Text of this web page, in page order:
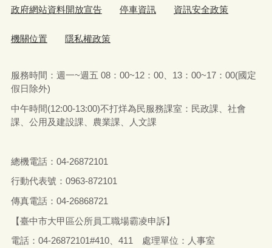
政府網站資料開放宣告 停車資訊 資訊安全政策
機關位置 隱私權政策
服務時間：週一~週五 08：00~12：00、13：00~17：00(國定
假日除外)
中午時間(12:00-13:00)不打烊為民服務課室：民政課、社會
課、公用及建設課、農業課、人文課
總機電話：04-26872101
行動代表號：0963-872101
傳真電話：04-26868721
【臺中市大甲區公所員工職場霸凌申訴】
電話：04-26872101#410、411 處理單位：人事室